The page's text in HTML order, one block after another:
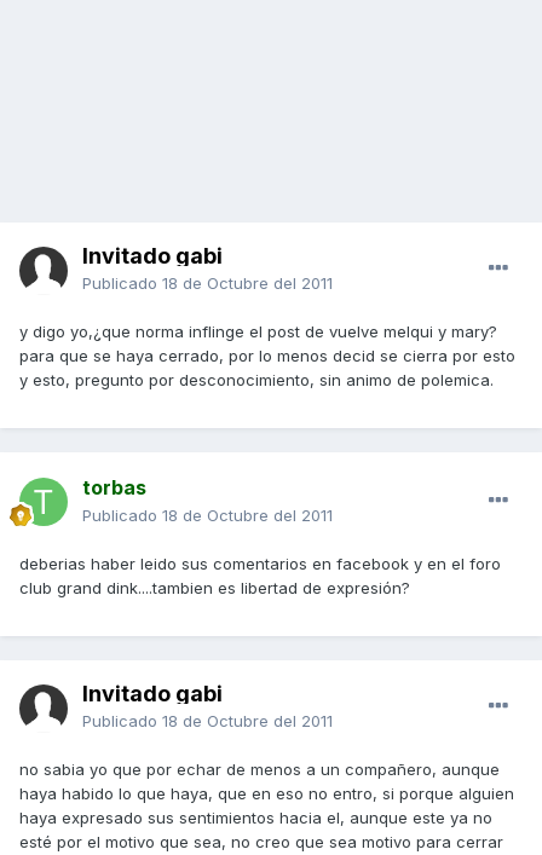
Invitado gabi
Publicado 18 de Octubre del 2011
y digo yo,¿que norma inflinge el post de vuelve melqui y mary?
para que se haya cerrado, por lo menos decid se cierra por esto
y esto, pregunto por desconocimiento, sin animo de polemica.
torbas
Publicado 18 de Octubre del 2011
deberias haber leido sus comentarios en facebook y en el foro
club grand dink....tambien es libertad de expresión?
Invitado gabi
Publicado 18 de Octubre del 2011
no sabia yo que por echar de menos a un compañero, aunque
haya habido lo que haya, que en eso no entro, si porque alguien
haya expresado sus sentimientos hacia el, aunque este ya no
esté por el motivo que sea, no creo que sea motivo para cerrar